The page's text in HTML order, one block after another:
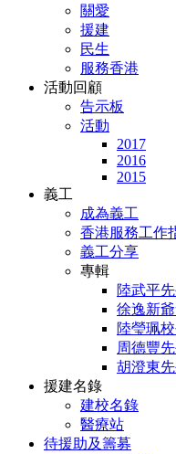
關愛
援建
民生
服務香港
活動回顧
告示板
活動
2017
2016
2015
義工
成為義工
香港服務工作
義工分享
專輯
陸武平
徐逸新
陸瑩珮
周德豐
胡澄東
援建名錄
建校名錄
醫療站
待援助及籌募